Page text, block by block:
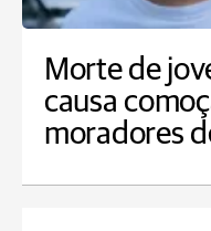
Morte de
causa
moradores